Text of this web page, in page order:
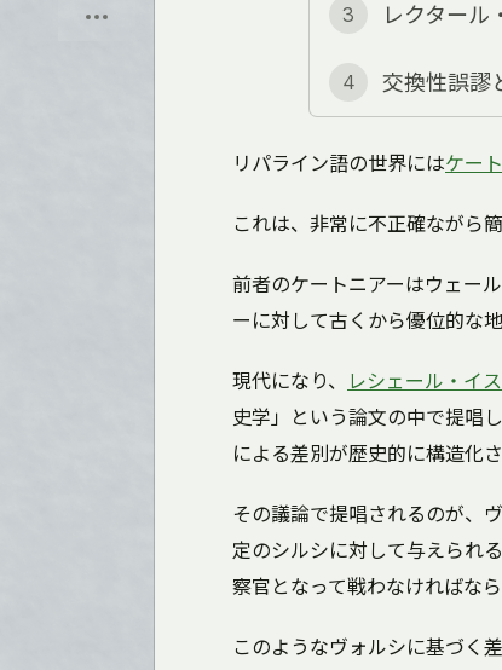
ぶ
3 レクタール
4 交換性誤謬
リパライン語の世界にはケー
これは、非常に不正確ながら
前者のケートニアーはウェー
ーに対して古くから優位的な地
現代になり、 レシェール・イ
史学」という論文の中で提唱し
による差別が歴史的に構造化
その議論で提唱されるのが、
定のシルシに対して与えられ
察官となって戦わなければな
このようなヴォルシに基づく